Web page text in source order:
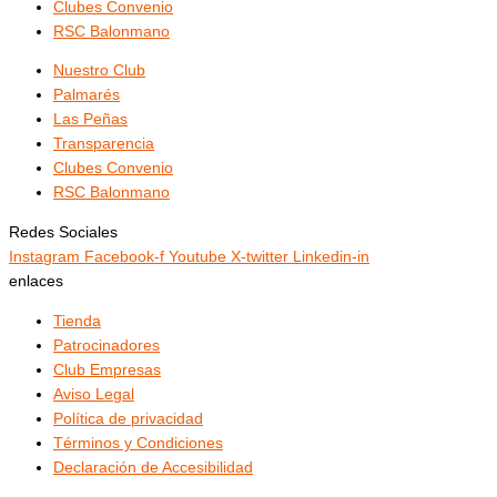
Clubes Convenio
RSC Balonmano
Nuestro Club
Palmarés
Las Peñas
Transparencia
Clubes Convenio
RSC Balonmano
Redes Sociales
Instagram Facebook-f Youtube X-twitter
Linkedin-in
enlaces
Tienda
Patrocinadores
Club Empresas
Aviso Legal
Política de privacidad
Términos y Condiciones
Declaración de Accesibilidad